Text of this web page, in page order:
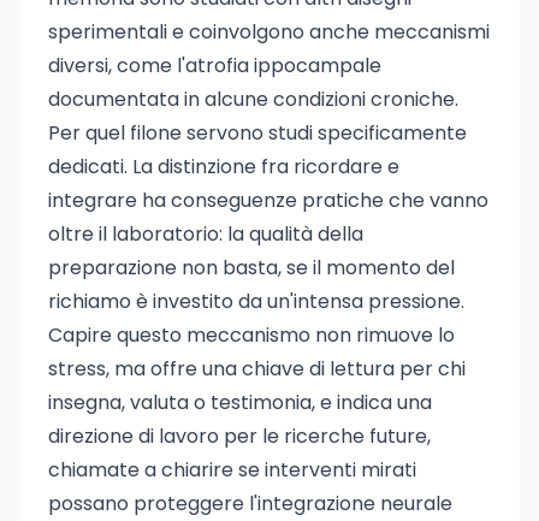
sperimentali e coinvolgono anche meccanismi
diversi, come l'atrofia ippocampale
documentata in alcune condizioni croniche.
Per quel filone servono studi specificamente
dedicati. La distinzione fra ricordare e
integrare ha conseguenze pratiche che vanno
oltre il laboratorio: la qualità della
preparazione non basta, se il momento del
richiamo è investito da un'intensa pressione.
Capire questo meccanismo non rimuove lo
stress, ma offre una chiave di lettura per chi
insegna, valuta o testimonia, e indica una
direzione di lavoro per le ricerche future,
chiamate a chiarire se interventi mirati
possano proteggere l'integrazione neurale